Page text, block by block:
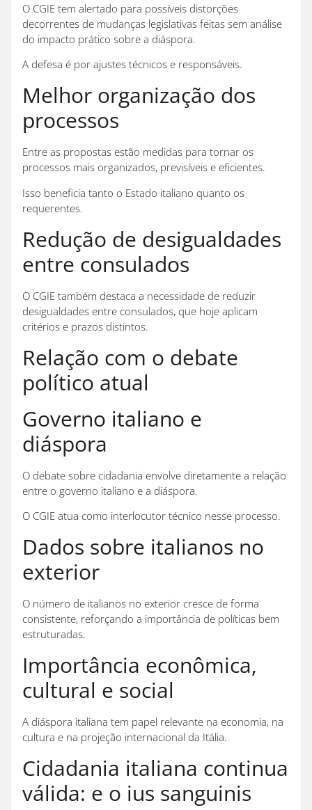
O CGIE tem alertado para possíveis distorções
decorrentes de mudanças legislativas feitas sem análise
do impacto prático sobre a diáspora.
A defesa é por ajustes técnicos e responsáveis.
Melhor organização dos
processos
Entre as propostas estão medidas para tornar os
processos mais organizados, previsíveis e eficientes.
Isso beneficia tanto o Estado italiano quanto os
requerentes.
Redução de desigualdades
entre consulados
O CGIE também destaca a necessidade de reduzir
desigualdades entre consulados, que hoje aplicam
critérios e prazos distintos.
Relação com o debate
político atual
Governo italiano e
diáspora
O debate sobre cidadania envolve diretamente a relação
entre o governo italiano e a diáspora.
O CGIE atua como interlocutor técnico nesse processo.
Dados sobre italianos no
exterior
O número de italianos no exterior cresce de forma
consistente, reforçando a importância de políticas bem
estruturadas.
Importância econômica,
cultural e social
A diáspora italiana tem papel relevante na economia, na
cultura e na projeção internacional da Itália.
Cidadania italiana continua
válida: e o ius sanguinis